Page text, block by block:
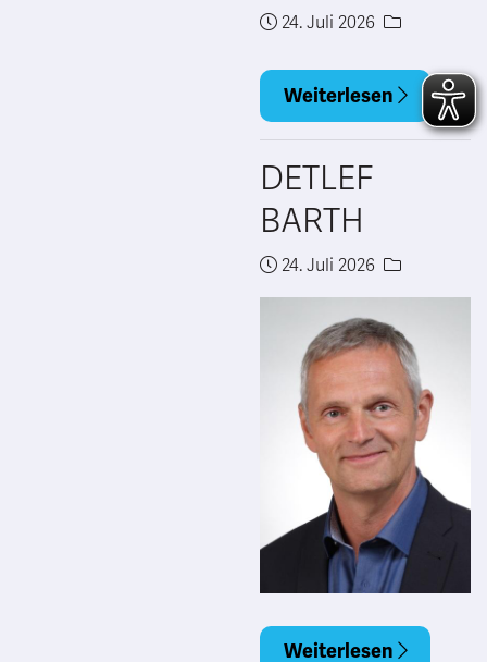
24. Juli 2026
Weiterlesen
DETLEF
BARTH
24. Juli 2026
Weiterlesen